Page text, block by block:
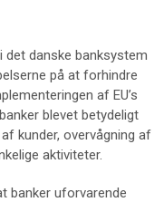
det danske banksystem
på at forhindre
af EU’s
blevet betydeligt
kunder, overvågning af
aktiviteter.
banker uforvarende